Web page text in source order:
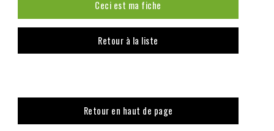
Ceci est ma fiche
Retour à la liste
Retour en haut de page